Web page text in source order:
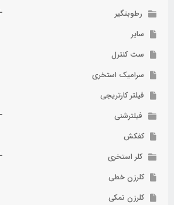
رطوبتگیر
سایر
ست کنترل
سرامیک استخری
فیلتر کارتریجی
فیلترشنی
کفکش
کلر استخری
کلرزن خطی
کلرزن نمکی